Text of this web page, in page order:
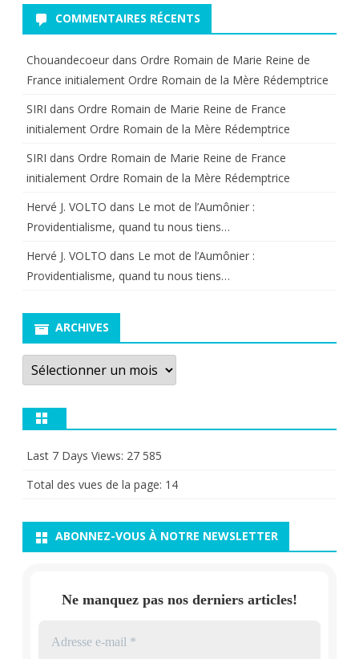
COMMENTAIRES RÉCENTS
Chouandecoeur dans Ordre Romain de Marie Reine de
France initialement Ordre Romain de la Mère Rédemptrice
SIRI dans Ordre Romain de Marie Reine de France
initialement Ordre Romain de la Mère Rédemptrice
SIRI dans Ordre Romain de Marie Reine de France
initialement Ordre Romain de la Mère Rédemptrice
Hervé J. VOLTO dans Le mot de l’Aumônier :
Providentialisme, quand tu nous tiens…
Hervé J. VOLTO dans Le mot de l’Aumônier :
Providentialisme, quand tu nous tiens…
ARCHIVES
Archives
Last 7 Days Views: 27 585
Total des vues de la page: 14
ABONNEZ-VOUS À NOTRE NEWSLETTER
Ne manquez pas nos derniers articles!